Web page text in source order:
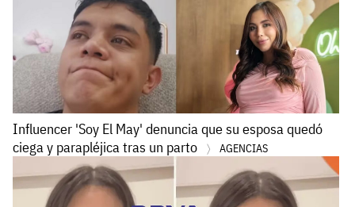
Influencer 'Soy El May' denuncia que su esposa quedó
ciega y parapléjica tras un parto
AGENCIAS